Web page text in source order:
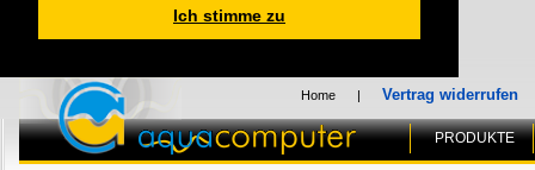
Ich stimme zu
Home | Vertrag widerrufen
PRODUKTE